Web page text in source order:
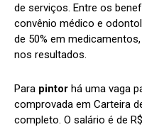
de serviços. Entre os
convênio médico e
de 50% em
nos resultados.
Para pintor há uma vaga
comprovada em Carteira
completo. O salário é de